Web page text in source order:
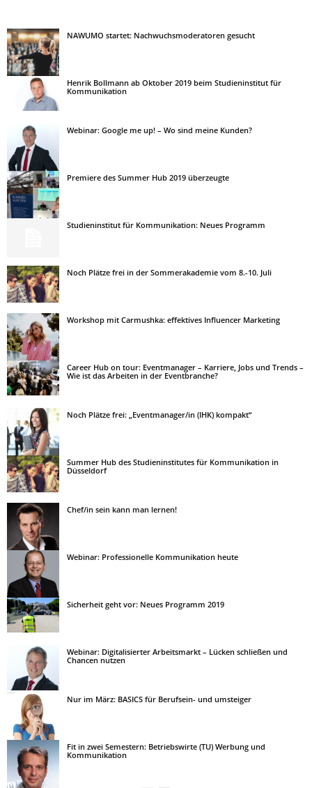
NAWUMO startet: Nachwuchsmoderatoren gesucht
Henrik Bollmann ab Oktober 2019 beim Studieninstitut für
Kommunikation
Webinar: Google me up! – Wo sind meine Kunden?
Premiere des Summer Hub 2019 überzeugte
Studieninstitut für Kommunikation: Neues Programm
Noch Plätze frei in der Sommerakademie vom 8.-10. Juli
Workshop mit Carmushka: effektives Influencer Marketing
Career Hub on tour: Eventmanager – Karriere, Jobs und Trends –
Wie ist das Arbeiten in der Eventbranche?
Noch Plätze frei: „Eventmanager/in (IHK) kompakt“
Summer Hub des Studieninstitutes für Kommunikation in
Düsseldorf
Chef/in sein kann man lernen!
Webinar: Professionelle Kommunikation heute
Sicherheit geht vor: Neues Programm 2019
Webinar: Digitalisierter Arbeitsmarkt – Lücken schließen und
Chancen nutzen
Nur im März: BASICS für Berufsein- und umsteiger
Fit in zwei Semestern: Betriebswirte (TU) Werbung und
Kommunikation